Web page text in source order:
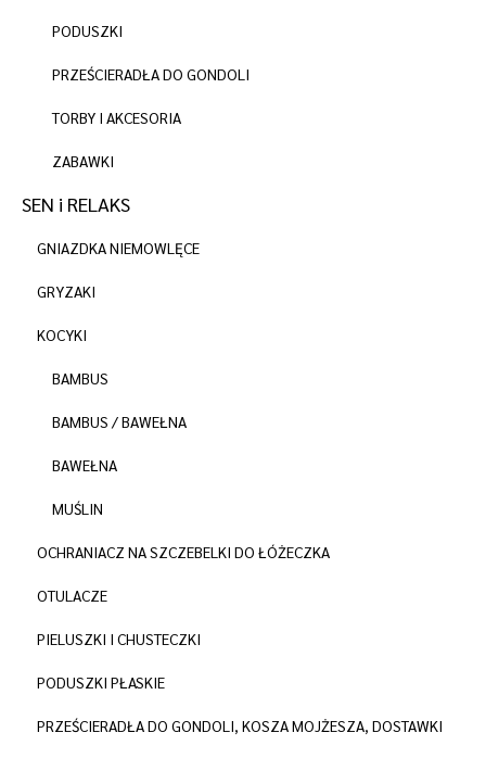
PODUSZKI
PRZEŚCIERADŁA DO GONDOLI
TORBY I AKCESORIA
ZABAWKI
SEN i RELAKS
GNIAZDKA NIEMOWLĘCE
GRYZAKI
KOCYKI
BAMBUS
BAMBUS / BAWEŁNA
BAWEŁNA
MUŚLIN
OCHRANIACZ NA SZCZEBELKI DO ŁÓŻECZKA
OTULACZE
PIELUSZKI I CHUSTECZKI
PODUSZKI PŁASKIE
PRZEŚCIERADŁA DO GONDOLI, KOSZA MOJŻESZA, DOSTAWKI